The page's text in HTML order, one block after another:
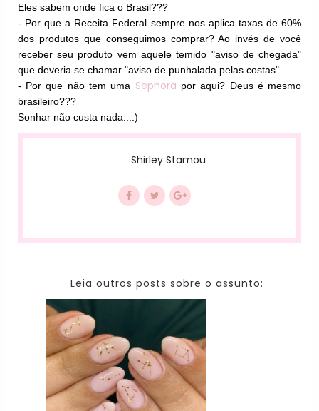
Eles sabem onde fica o Brasil???
- Por que a Receita Federal sempre nos aplica taxas de 60%
dos produtos que conseguimos comprar? Ao invés de você
receber seu produto vem aquele temido "aviso de chegada"
que deveria se chamar "aviso de punhalada pelas costas".
- Por que não tem uma Sephora por aqui? Deus é mesmo
brasileiro???
Sonhar não custa nada...:)
Shirley Stamou
Leia outros posts sobre o assunto: